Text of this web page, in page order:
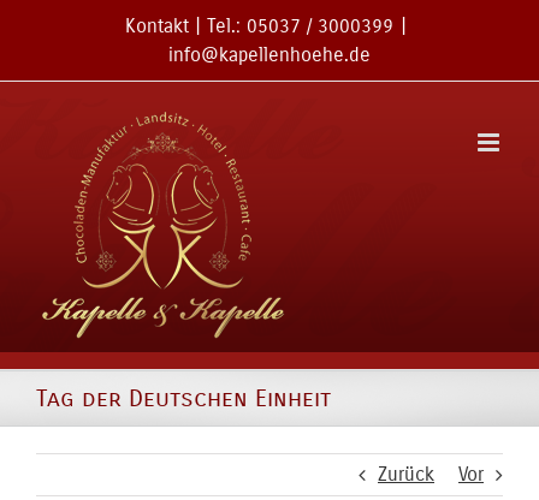
Kontakt | Tel.: 05037 / 3000399
info@kapellenhoehe.de
Tag der Deutschen Einheit
Zurück Vor